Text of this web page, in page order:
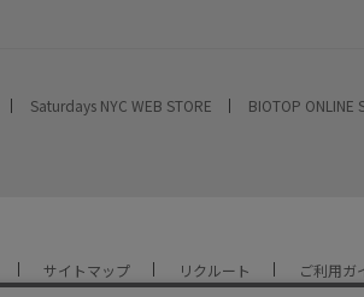
Saturdays NYC WEB STORE
BIOTOP ONLINE
サイトマップ リクルート ご利用ガ